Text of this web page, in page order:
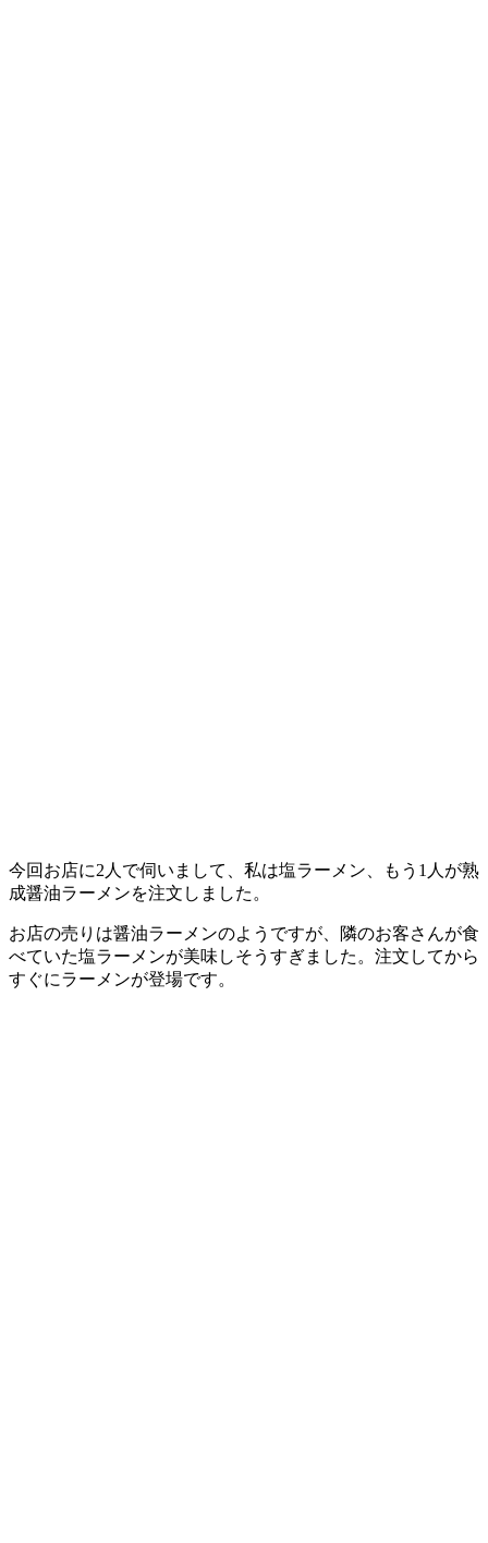
今回お店に2人で伺いまして、私は塩ラーメン、もう1人が熟
成醤油ラーメンを注文しました。
お店の売りは醤油ラーメンのようですが、隣のお客さんが食
べていた塩ラーメンが美味しそうすぎました。注文してから
すぐにラーメンが登場です。